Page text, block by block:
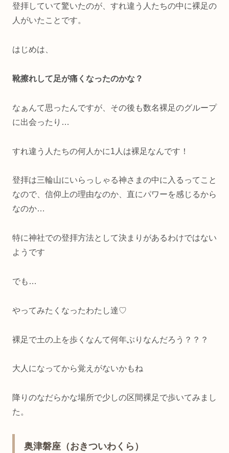
登拝していて驚いたのが、すれ違う人たちの中に裸足の
人がいたことです。
はじめは、
靴擦れして足が痛くなったのかな？
なぁんて思ったんですが、その後も数名裸足のグループ
に出会ったり…
すれ違う人たちの何人かに1人は裸足なんです！
登拝は三輪山にいらっしゃる神さまの中に入るってこと
なので、信仰上の理由なのか、直にパワーを感じるから
なのか…
特に神社での登拝方法として決まりがあるわけではない
ようです
でも…
やってみたくなったわたし達♡
裸足で土の上を歩くなんて何年ぶりなんだろう？？？
大人になってから覚えがないかもね
降りのなだらかな場所で少しの区間裸足で歩いてみまし
た。
奥津磐座（おきついわくら）